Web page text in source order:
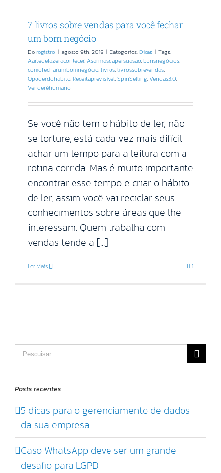
7 livros sobre vendas para você fechar
um bom negócio
De registro | agosto 9th, 2018 | Categories: Dicas | Tags:
Aartedefazeracontecer,Asarmasdapersuasão, bonsnegócios,
comofecharumbomnegócio, livros, livrossobrevendas,
Opoderdohábito, Receitaprevisível,SpinSelling,Vendas3.0,
Venderéhumano
Se você não tem o hábito de ler, não
se torture, está cada vez mais difícil
achar um tempo para a leitura com a
rotina corrida. Mas é muito importante
encontrar esse tempo e criar o hábito
de ler, assim você vai reciclar seus
conhecimentos sobre áreas que lhe
interessam. Quem trabalha com
vendas tende a [...]
Ler Mais 1
Pesquisar
por:
Posts recentes
5 dicas para o gerenciamento de dados
da sua empresa
Caso WhatsApp deve ser um grande
desafio para LGPD